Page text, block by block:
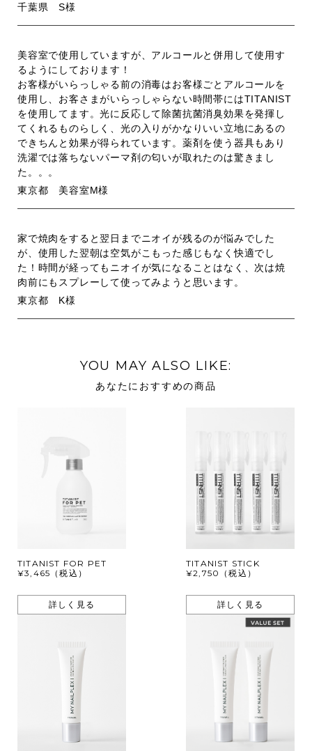
千葉県 S様
美容室で使用していますが、アルコールと併用して使用す
るようにしております！
お客様がいらっしゃる前の消毒はお客様ごとアルコールを
使用し、お客さまがいらっしゃらない時間帯にはTITANIST
を使用してます。光に反応して除菌抗菌消臭効果を発揮し
てくれるものらしく、光の入りがかなりいい立地にあるの
できちんと効果が得られています。薬剤を使う器具もあり
洗濯では落ちないパーマ剤の匂いが取れたのは驚きまし
た。。。
東京都 美容室M様
家で焼肉をすると翌日までニオイが残るのが悩みでした
が、使用した翌朝は空気がこもった感じもなく快適でし
た！時間が経ってもニオイが気になることはなく、次は焼
肉前にもスプレーして使ってみようと思います。
東京都 K様
YOU MAY ALSO LIKE:
あなたにおすすめの商品
TITANIST FOR PET
¥3,465（税込）
詳しく見る
TITANIST STICK
¥2,750（税込）
詳しく見る